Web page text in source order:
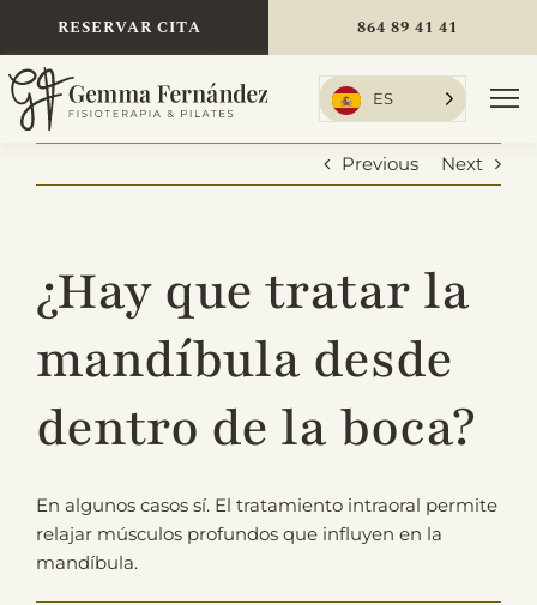
content
RESERVAR CITA 864 89 41 41
ES
Tratamientos
Sobre mí
Tarifas
Previous Next
¿Hay que tratar la
mandíbula desde
dentro de la boca?
En algunos casos sí. El tratamiento intraoral permite
relajar músculos profundos que influyen en la
mandíbula.